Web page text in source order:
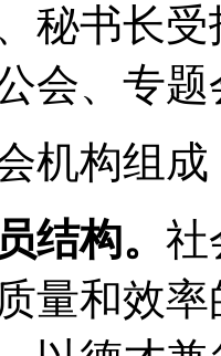
秘书长
会、专
机构组成
结构。 社
量和效